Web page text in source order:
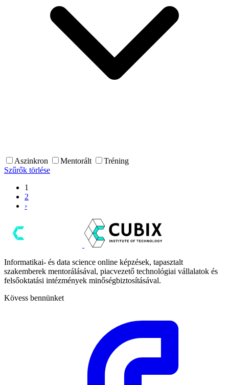
Aszinkron Mentorált
Tréning
Szűrők törlése
1
2
›
Informatikai- és data science online képzések, tapasztalt
szakemberek mentorálásával, piacvezető technológiai vállalatok és
felsőoktatási intézmények minőségbiztosításával.
Kövess bennünket